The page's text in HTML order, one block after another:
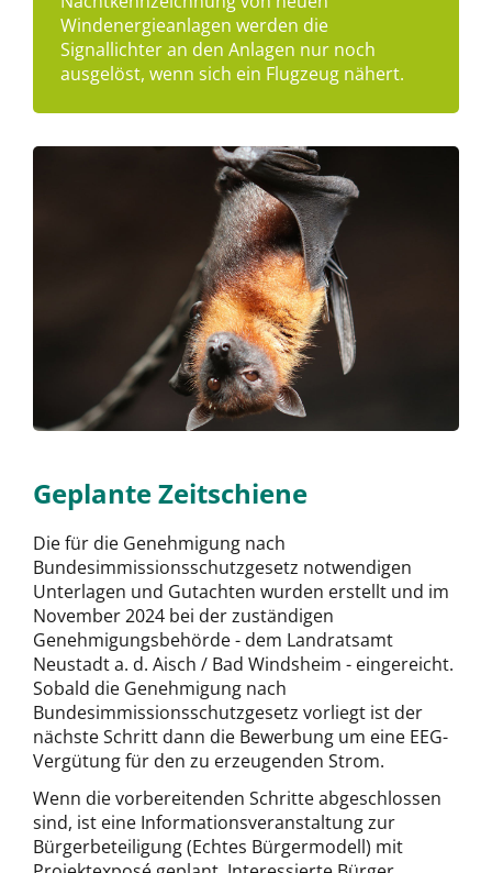
Windenergieanlagen werden die
Signallichter an den Anlagen nur noch
ausgelöst, wenn sich ein Flugzeug nähert.
Geplante Zeitschiene
Die für die Genehmigung nach
Bundesimmissionsschutzgesetz notwendigen
Unterlagen und Gutachten wurden erstellt und im
November 2024 bei der zuständigen
Genehmigungsbehörde - dem Landratsamt
Neustadt a. d. Aisch / Bad Windsheim - eingereicht.
Sobald die Genehmigung nach
Bundesimmissionsschutzgesetz vorliegt ist der
nächste Schritt dann die Bewerbung um eine EEG-
Vergütung für den zu erzeugenden Strom.
Wenn die vorbereitenden Schritte abgeschlossen
sind, ist eine Informationsveranstaltung zur
Bürgerbeteiligung (Echtes Bürgermodell) mit